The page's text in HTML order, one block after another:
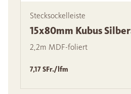
Stecksockelleiste
15x80mm Kubus
2,2m MDF-foliert
7,17 SFr./lfm